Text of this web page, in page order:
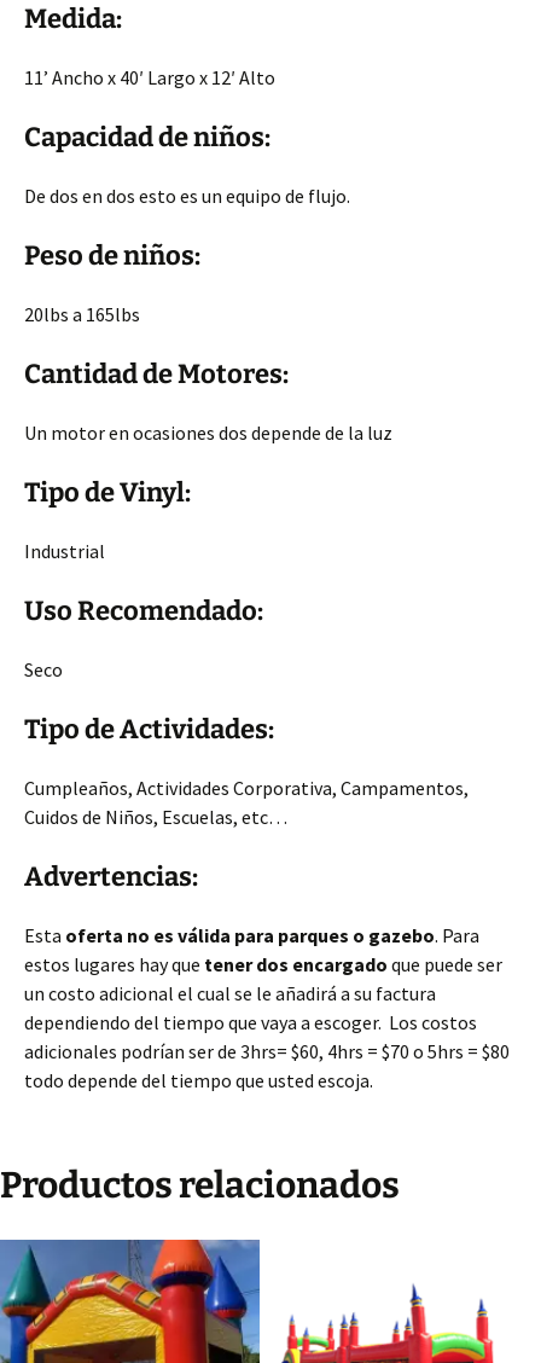
Medida:
11’ Ancho x 40′ Largo x 12′ Alto
Capacidad de niños:
De dos en dos esto es un equipo de flujo.
Peso de niños:
20lbs a 165lbs
Cantidad de Motores:
Un motor en ocasiones dos depende de la luz
Tipo de Vinyl:
Industrial
Uso Recomendado:
Seco
Tipo de Actividades:
Cumpleaños, Actividades Corporativa, Campamentos,
Cuidos de Niños, Escuelas, etc…
Advertencias:
Esta oferta no es válida para parques o gazebo. Para
estos lugares hay que tener dos encargado que puede ser
un costo adicional el cual se le añadirá a su factura
dependiendo del tiempo que vaya a escoger. Los costos
adicionales podrían ser de 3hrs= $60, 4hrs = $70 o 5hrs = $80
todo depende del tiempo que usted escoja.
Productos relacionados